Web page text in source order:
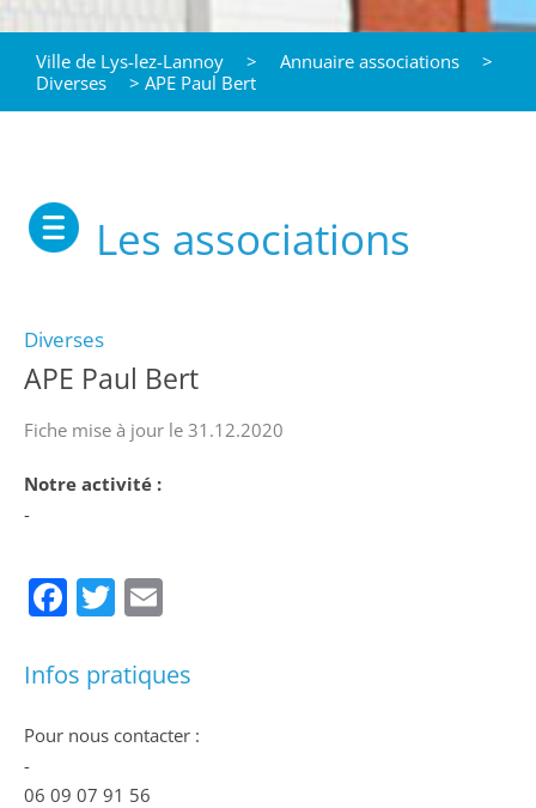
Ville de Lys-lez-Lannoy > Annuaire associations
>
Diverses
> APE Paul Bert
Les associations
Diverses
APE Paul Bert
Fiche mise à jour le 31.12.2020
Notre activité :
-
Facebook
Twitter
Infos pratiques
Pour nous contacter :
-
06 09 07 91 56